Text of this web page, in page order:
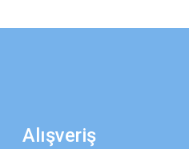
Alışveriş